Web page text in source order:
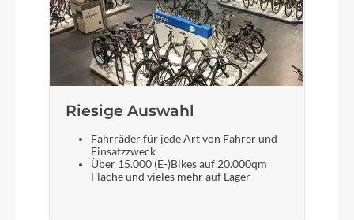
Flyer Rigid Fork, 12 x 100 mm, Carbon
Display
Sattelstütze
Flyer Alloy, 30.9 x 350 mm
Riesige Auswahl
Fahrräder für jede Art von Fahrer und
Einsatzzweck
Über 15.000 (E-)Bikes auf 20.000qm
Fläche und vieles mehr auf Lager